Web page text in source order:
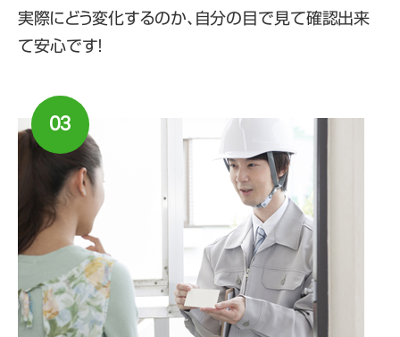
実際にどう変化するのか、自分の目で見て確認出来
て安心です！
03